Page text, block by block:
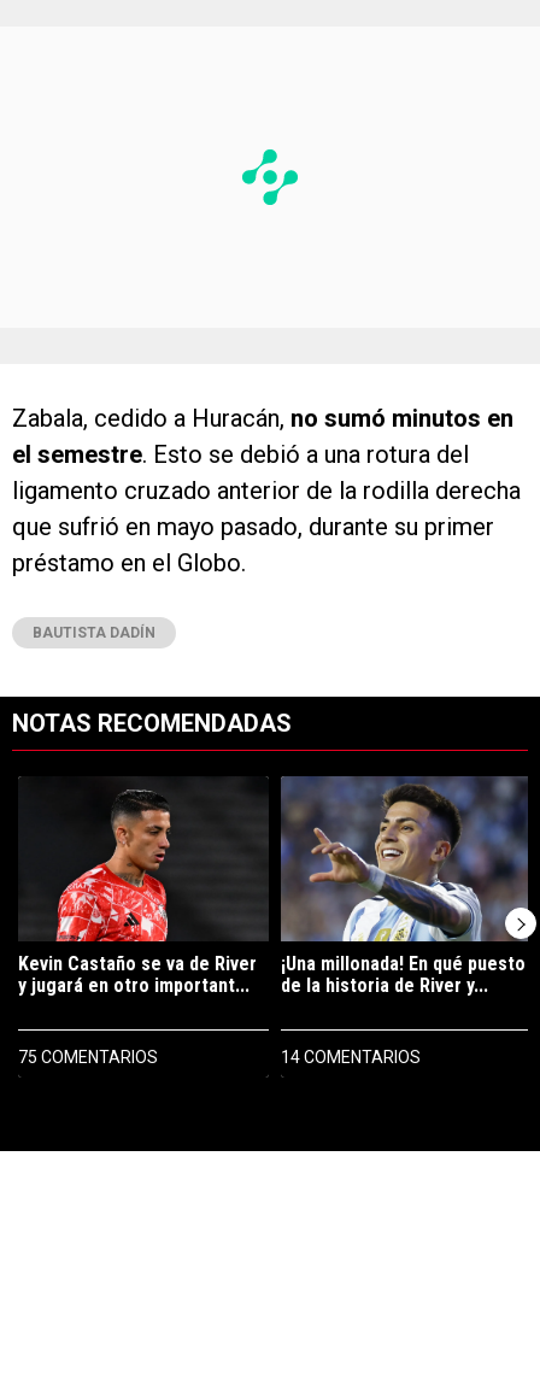
Zabala, cedido a Huracán, no sumó minutos en
el semestre. Esto se debió a una rotura del
ligamento cruzado anterior de la rodilla derecha
que sufrió en mayo pasado, durante su primer
préstamo en el Globo.
BAUTISTA DADÍN
NOTAS RECOMENDADAS
Un artículo de tendencia con el título "Kevin Castaño se va de
Kevin Castaño se va de River
y jugará en otro important...
75 COMENTARIOS
Un artículo de tendencia con el
¡Una millonada! En qué puesto
de la historia de River y...
14 COMENTARIOS